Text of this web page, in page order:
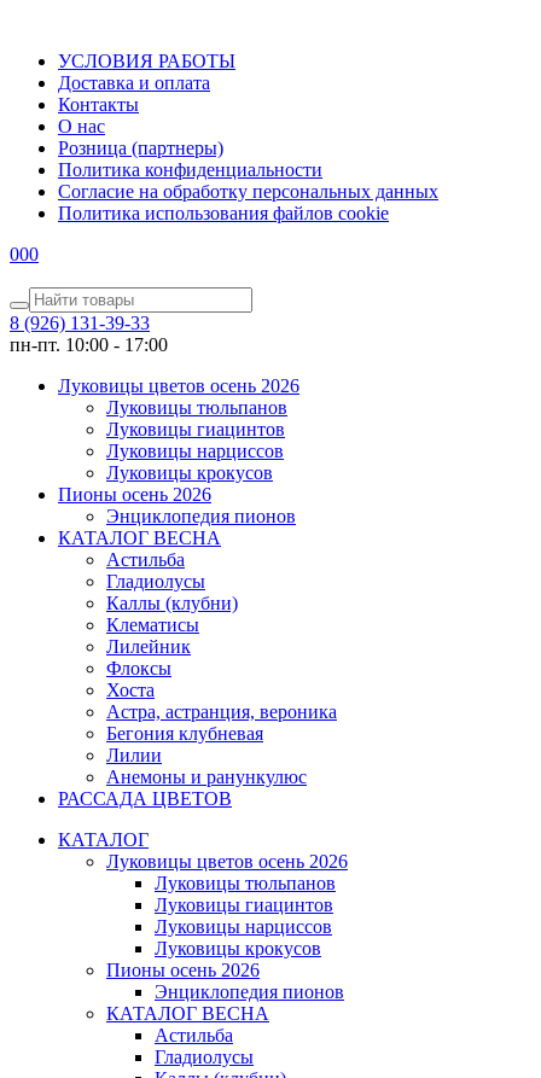
УСЛОВИЯ РАБОТЫ
Доставка и оплата
Контакты
О наc
Розница (партнеры)
Политика конфиденциальности
Согласие на обработку персональных данных
Политика использования файлов сookie
000
8 (926) 131-39-33
пн-пт. 10:00 - 17:00
Луковицы цветов осень 2026
Луковицы тюльпанов
Луковицы гиацинтов
Луковицы нарциссов
Луковицы крокусов
Пионы осень 2026
Энциклопедия пионов
КАТАЛОГ ВЕСНА
Астильба
Гладиолусы
Каллы (клубни)
Клематисы
Лилейник
Флоксы
Хоста
Астра, астранция, вероника
Бегония клубневая
Лилии
Анемоны и ранункулюс
РАССАДА ЦВЕТОВ
КАТАЛОГ
Луковицы цветов осень 2026
Луковицы тюльпанов
Луковицы гиацинтов
Луковицы нарциссов
Луковицы крокусов
Пионы осень 2026
Энциклопедия пионов
КАТАЛОГ ВЕСНА
Астильба
Гладиолусы